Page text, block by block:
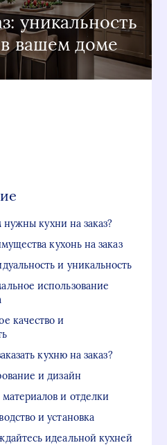
уникальность
вашем доме
нужны кухни на заказ?
кухонь на заказ
и уникальность
использование
качество и
кухню на заказ?
и дизайн
и отделки
и установка
идеальной кухней